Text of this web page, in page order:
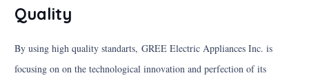
Quality
By using high quality standarts, GREE Electric Appliances Inc. is
focusing on on the technological innovation and perfection of its